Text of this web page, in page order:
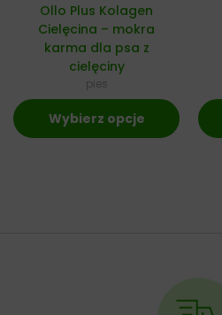
Ollo Plus Kolagen
Cielęcina – mokra
karma dla psa z
cielęciny
pies
Wybierz opcje